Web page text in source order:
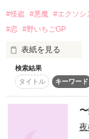
悪魔に攫われるハ
#怪盗 #悪魔 #エクソシ
#恋 #野いちごGP
表紙を見る
「今夜もお宝頂く
月の光を浴びて黒
頬まですっぽりと
検索結果
タイトル
キーワード